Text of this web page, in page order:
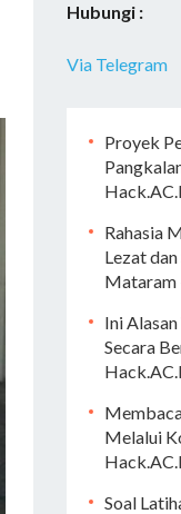
Hubungi :
Via Telegram
Proyek
Rahasia
Lezat
Mataram
Ini
Secara
Melalui
Soal